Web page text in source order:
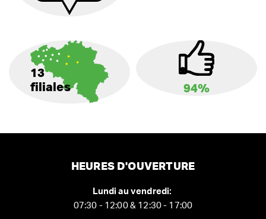
13
filiales
94%
HEURES D'OUVERTURE
Lundi au vendredi:
07:30 - 12:00 & 12:30 - 17:00